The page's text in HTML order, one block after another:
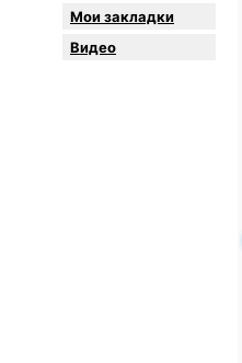
Мои закладки
Видео